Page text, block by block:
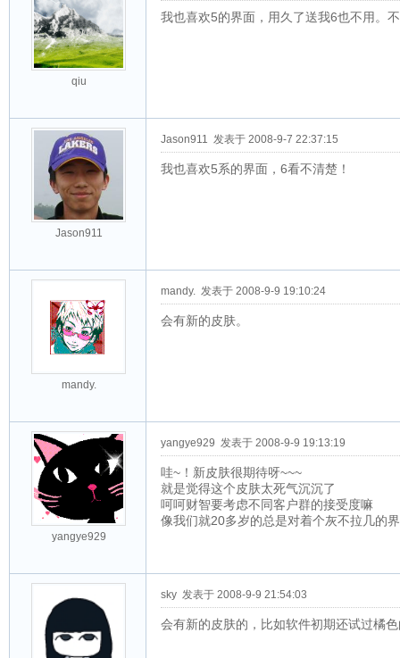
qiu
我也喜欢5的界面，用久了送我6也不用。
Jason911
Jason911 发表于 2008-9-7 22:37:15
我也喜欢5系的界面，6看不清楚！
mandy.
mandy. 发表于 2008-9-9 19:10:24
会有新的皮肤。
yangye929
yangye929 发表于 2008-9-9 19:13:19
哇~！新皮肤很期待呀~~~
就是觉得这个皮肤太死气沉沉了
呵呵财智要考虑不同客户群的接受度嘛
像我们就20多岁的总是对着个灰不拉几的
sky 发表于 2008-9-9 21:54:03
会有新的皮肤的，比如软件初期还试过橘